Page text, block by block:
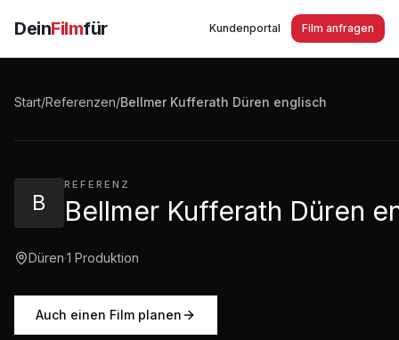
DeinFilmfür Kundenportal Film anfragen
Start/Referenzen/Bellmer Kufferath Düren englisch
B
REFERENZ
Bellmer Kufferath Düren
Düren·1 Produktion
Auch einen Film planen
Bellmer Kufferath Düren englisch